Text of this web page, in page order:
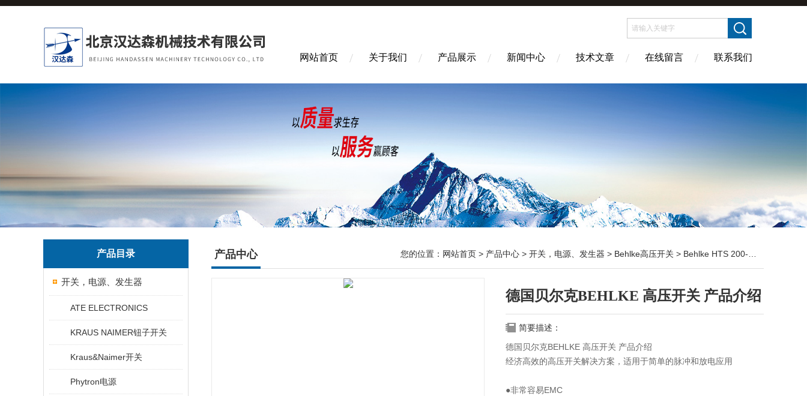
网站首页 关于我们 产品展示 新闻中心 技术文章 在线留言 联系我们
产品目录
开关，电源、发生器
ATE ELECTRONICS
KRAUS NAIMER钮子开关
Kraus&Naimer开关
Phytron电源
产品中心 您的位置： 网站首页 > 产品中心 > 开关，电源、发生器 > Behlke高压开关 > Behlke HTS 200-10德国贝尔克BEHLKE 高压开关 产品介绍
德国贝尔克BEHLKE 高压开关 产品介绍
简要描述：
德国贝尔克BEHLKE 高压开关 产品介绍
经济高效的高压开关解决方案，适用于简单的脉冲和放电应用
●非常容易EMC